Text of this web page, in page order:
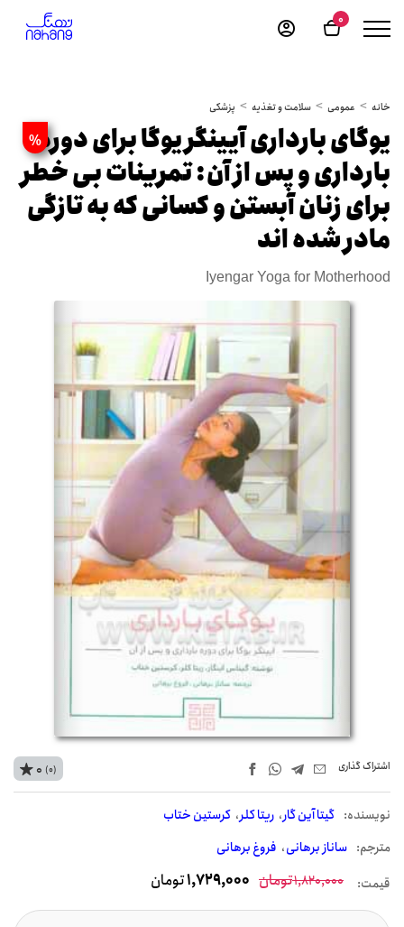
0
خانه عمومی سلامت و تغذیه پزشکی
%یوگای بارداری آیینگر یوگا برای دوره
بارداری و پس از آن: تمرینات بی خطر
برای زنان آبستن و کسانی که به تازگی
مادر شده اند
Iyengar Yoga for Motherhood
اشتراک‌ گذاری
نويسنده: گیتا آین گار ریتا کلر کرستین ختاب
مترجم: ساناز برهانی فروغ برهانی
0 (0)
قیمت: 1,820,000تومان 1,729,000تومان